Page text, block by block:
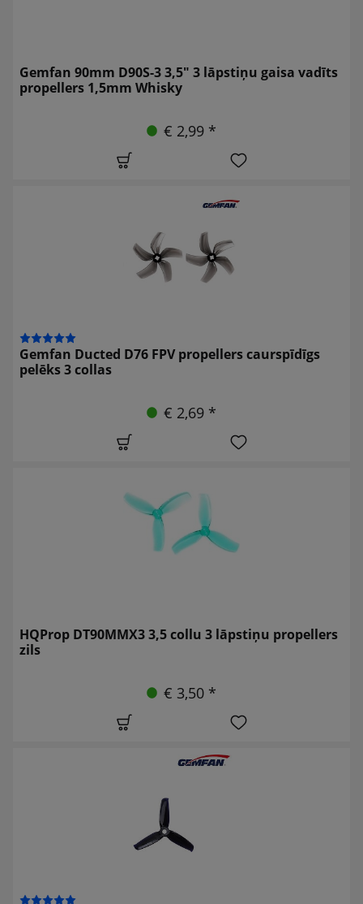
Gemfan 90mm D90S-3 3,5" 3 lāpstiņu gaisa vadīts
propellers 1,5mm Whisky
€ 2,99 *
Gemfan Ducted D76 FPV propellers caurspīdīgs
pelēks 3 collas
€ 2,69 *
HQProp DT90MMX3 3,5 collu 3 lāpstiņu propellers
zils
€ 3,50 *